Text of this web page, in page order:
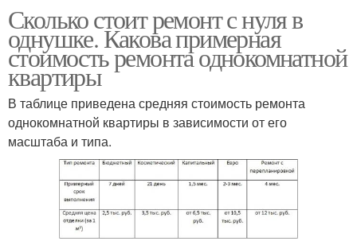
Сколько стоит ремонт с нуля в
однушке. Какова примерная
стоимость ремонта однокомнатной
квартиры
В таблице приведена средняя стоимость ремонта
однокомнатной квартиры в зависимости от его
масштаба и типа.